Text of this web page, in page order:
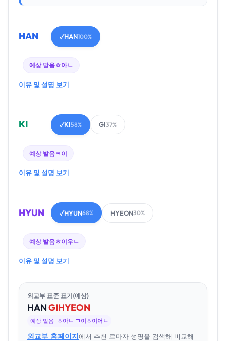
HAN ✓HAN100%
예상 발음ㅎ아ㄴ
이유 및 설명 보기
KI ✓KI58% GI37%
예상 발음ㅋ이
이유 및 설명 보기
HYUN ✓HYUN68% HYEON30%
예상 발음ㅎ이우ㄴ
이유 및 설명 보기
외교부 표준 표기(예상)
HANGIHYEON
예상 발음 ㅎ아ㄴ ㄱ이ㅎ이어ㄴ
외교부 홈페이지에서 추천 로마자 성명을 검색해 비교해